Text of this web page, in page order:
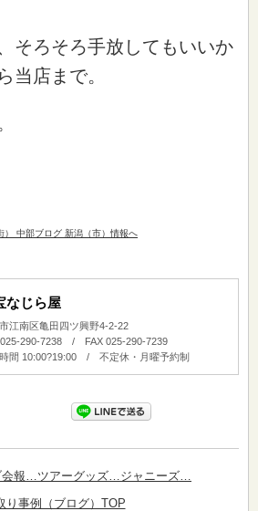
そろそろ手放してもいいか
当店まで。
なじら屋
江南区亀田四ツ興野4-2-22
290-7238 / FAX 025-290-7239
間 10:00?19:00 / 不定休・月曜予約制
報…ツアーグッズ…ジャニーズ…
り事例（ブログ）TOP